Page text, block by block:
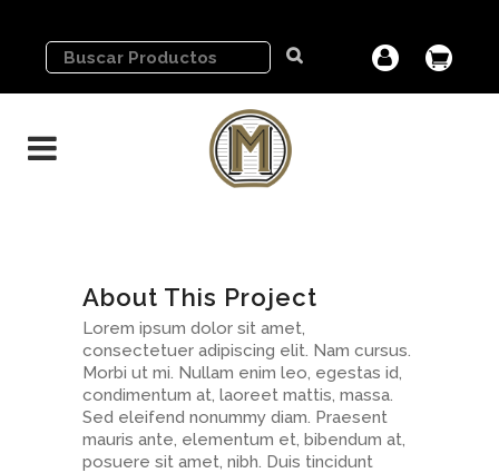
About This Project
Lorem ipsum dolor sit amet,
consectetuer adipiscing elit. Nam cursus.
Morbi ut mi. Nullam enim leo, egestas id,
condimentum at, laoreet mattis, massa.
Sed eleifend nonummy diam. Praesent
mauris ante, elementum et, bibendum at,
posuere sit amet, nibh. Duis tincidunt